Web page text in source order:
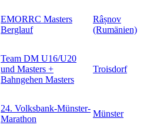
EMORRC Masters
Berglauf
Râșnov
(Rumänien)
Team DM U16/U20
und Masters +
Bahngehen Masters
Troisdorf
24. Volksbank-Münster-
Marathon
Münster